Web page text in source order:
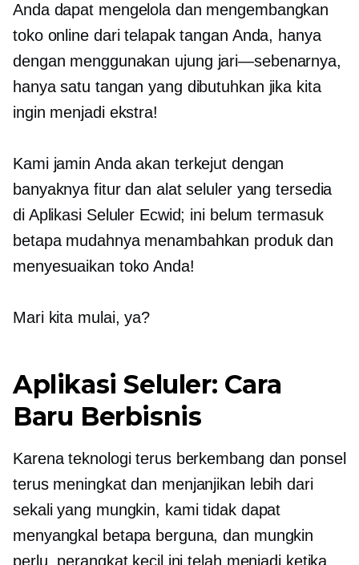
Anda dapat mengelola dan mengembangkan
toko online dari telapak tangan Anda, hanya
dengan menggunakan ujung jari—sebenarnya,
hanya satu tangan yang dibutuhkan jika kita
ingin menjadi ekstra!
Kami jamin Anda akan terkejut dengan
banyaknya fitur dan alat seluler yang tersedia
di Aplikasi Seluler Ecwid; ini belum termasuk
betapa mudahnya menambahkan produk dan
menyesuaikan toko Anda!
Mari kita mulai, ya?
Aplikasi Seluler: Cara
Baru Berbisnis
Karena teknologi terus berkembang dan ponsel
terus meningkat dan menjanjikan lebih dari
sekali yang mungkin, kami tidak dapat
menyangkal betapa berguna, dan mungkin
perlu, perangkat kecil ini telah menjadi ketika